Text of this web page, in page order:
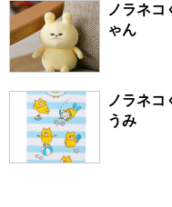
ノラネ
ゃん
ノラネ
うみ